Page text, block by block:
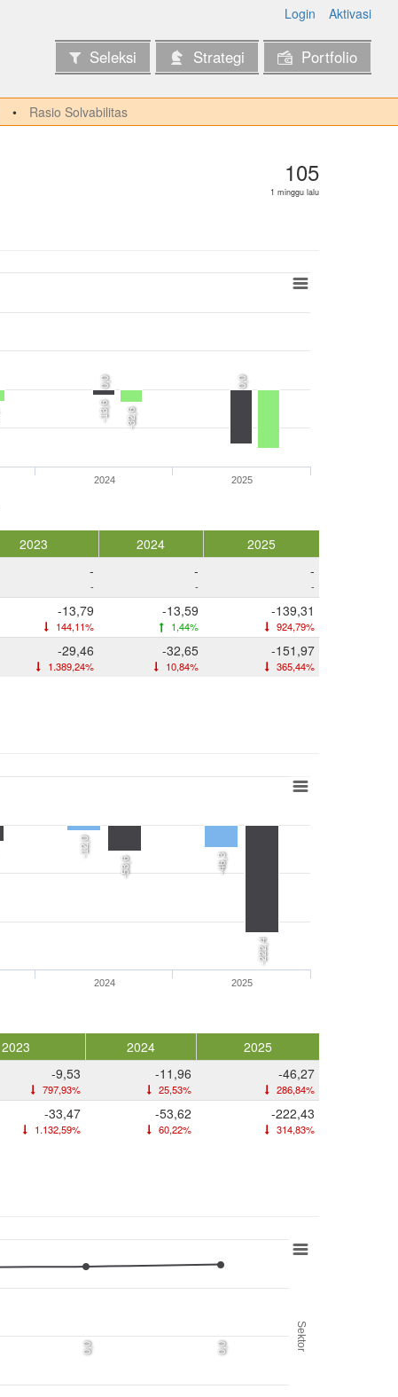
Login Aktivasi
Seleksi Strategi Portfolio
Rasio Solvabilitas
105
1 minggu lalu
0,0 0,0
-13,6 -32,6
2024 2025
2023 2024
2025
-
-
-
-
-
-
-13,79
144,11%
-13,59
1,44%
-139,31
924,79%
-29,46
1.389,24%
-32,65
10,84%
-151,97
365,44%
-12,0
-46,3
-53,6
-222,4
2024 2025
2023 2024
2025
-9,53
797,93%
-11,96
25,53%
-46,27
286,84%
-33,47
1.132,59%
-53,62
60,22%
-222,43
314,83%
Sektor
0,0 0,0